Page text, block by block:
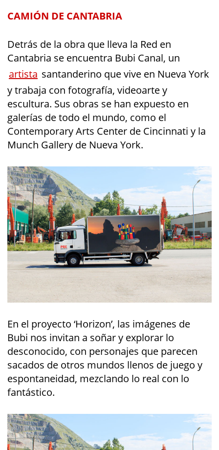
CAMIÓN DE CANTABRIA
Detrás de la obra que lleva la Red en
Cantabria se encuentra Bubi Canal, un
artista santanderino que vive en Nueva York
y trabaja con fotografía, videoarte y
escultura. Sus obras se han expuesto en
galerías de todo el mundo, como el
Contemporary Arts Center de Cincinnati y la
Munch Gallery de Nueva York.
En el proyecto ‘Horizon’, las imágenes de
Bubi nos invitan a soñar y explorar lo
desconocido, con personajes que parecen
sacados de otros mundos llenos de juego y
espontaneidad, mezclando lo real con lo
fantástico.